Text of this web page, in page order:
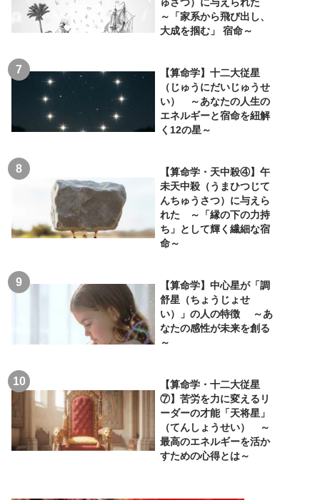
～「家系から飛び出し、
大成を掴む」 宿命～
【算命学】十二大従星
（じゅうにだいじゅうせ
い） ～あなたの人生の
エネルギーと宿命を紐解
く12の星～
【算命学・天中殺④】午
未天中殺（うまひつじて
んちゅうさつ）に与えら
れた ～「縁の下の力持
ち」として輝く繊細な宿
命～
【算命学】中心星が「調
舒星（ちょうじょせ
い）」の人の特徴 ～あ
なたの感性が未来を創る
～
【算命学・十二大従星
⑦】苦労を力に変えるリ
ーダーの才能「天将星」
（てんしょうせい） ～
最高のエネルギーを活か
すための心得とは～